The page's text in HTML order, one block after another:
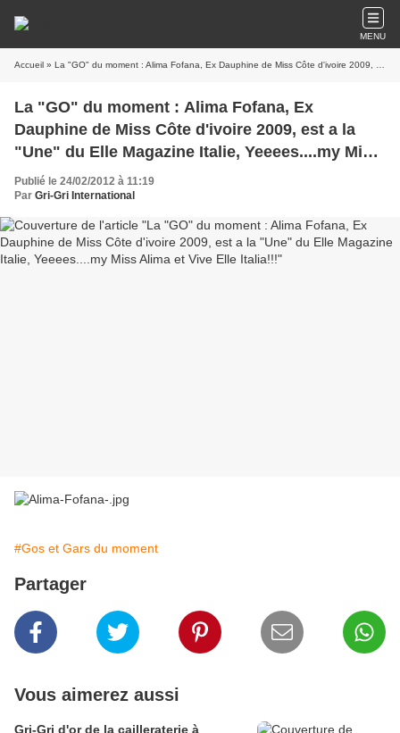
MENU
Accueil » La "GO" du moment : Alima Fofana, Ex Dauphine de Miss Côte d'ivoire 2009, est a la "Une" du Elle Magazine Italie, Yeeees....my Miss Alima et Vive Elle Italia!!!
La "GO" du moment : Alima Fofana, Ex
Dauphine de Miss Côte d'ivoire 2009, est a la
"Une" du Elle Magazine Italie, Yeeees....my Miss
Alima et Vive Elle Italia!!!
Publié le 24/02/2012 à 11:19
Par Gri-Gri International
#Gos et Gars du moment
Partager
Vous aimerez aussi
Gri-Gri d'or de la cailleraterie à